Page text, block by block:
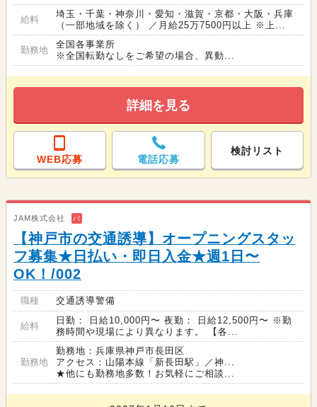
給料
埼玉・千葉・神奈川・愛知・滋賀・京都・大阪・兵庫
（一部地域を除く） ／月給25万7500円以上 ※上...
勤務地
全国各事業所
※全国転勤なしをご希望の場合、異動...
詳細を見る
WEB応募 電話応募
検討リスト
JAM株式会社 バ
【神戸市の交通誘導】オープニングスタッ
フ募集★日払い・即日入金★週1日〜
OK！/002
職種 交通誘導警備
給料
日勤： 日給10,000円〜 夜勤： 日給12,500円〜 ※勤
務時間や現場により異なります。 【各...
勤務地
勤務地：兵庫県神戸市長田区
アクセス：山陽本線「新長田駅」／神...
★他にも勤務地多数！お気軽にご相談...